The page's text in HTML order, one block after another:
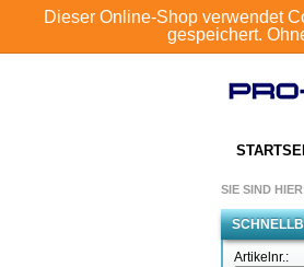
Dieser Online-Shop verwendet
gespeichert.
SIE SIND
Artikelnr.: